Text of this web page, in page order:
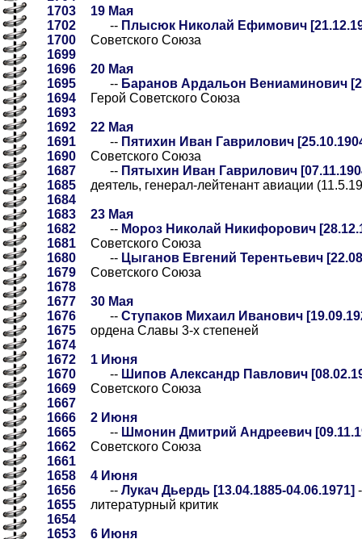
1703
1702
1700
1699
1696
1695
1694
1693
1692
1691
1690
1687
1685
1684
1683
1682
1681
1680
1679
1678
1677
1676
1675
1674
1672
1670
1669
1667
1666
1665
1662
1661
1658
1656
1655
1654
1653
19 Мая
-- Плысюк Николай Ефимович
Советского Союза
20 Мая
-- Баранов Ардальон Вениаминович
Герой Советского Союза
22 Мая
-- Пятихин Иван Гаврилович
Советского Союза
-- Пятыхин Иван Гаврилович
деятель, генерал-лейтенант авиации
23 Мая
-- Мороз Николай Никифорович
Советского Союза
-- Цыганов Евгений Терентьевич
Советского Союза
30 Мая
-- Ступаков Михаил Иванович
ордена Славы 3-х степеней
1 Июня
-- Шипов Александр Павлович
Советского Союза
2 Июня
-- Шмонин Дмитрий Андреевич
Советского Союза
4 Июня
-- Лукач Дьердь [13.04.1885-04.06.1971]
литературный критик
6 Июня